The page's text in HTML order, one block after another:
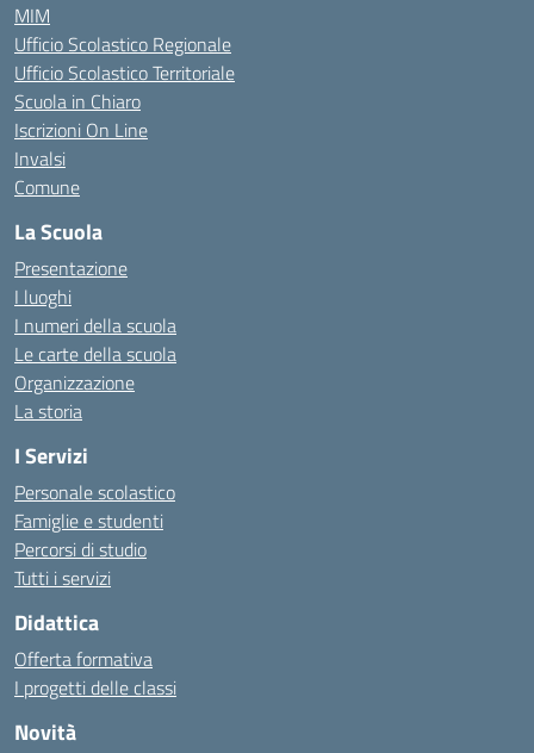
MIM
Ufficio Scolastico Regionale
Ufficio Scolastico Territoriale
Scuola in Chiaro
Iscrizioni On Line
Invalsi
Comune
La Scuola
Presentazione
I luoghi
I numeri della scuola
Le carte della scuola
Organizzazione
La storia
I Servizi
Personale scolastico
Famiglie e studenti
Percorsi di studio
Tutti i servizi
Didattica
Offerta formativa
I progetti delle classi
Novità